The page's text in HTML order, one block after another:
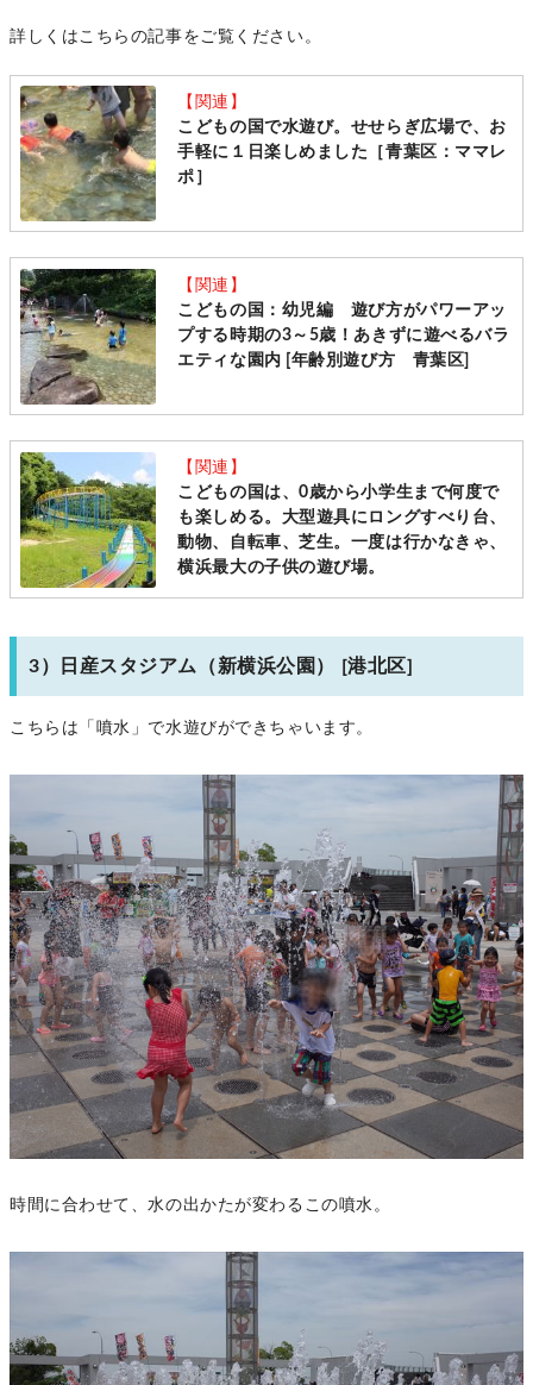
詳しくはこちらの記事をご覧ください。
【関連】
こどもの国で水遊び。せせらぎ広場で、お
手軽に１日楽しめました［青葉区：ママレ
ポ］
【関連】
こどもの国：幼児編 遊び方がパワーアッ
プする時期の3～5歳！あきずに遊べるバラ
エティな園内 [年齢別遊び方 青葉区]
【関連】
こどもの国は、0歳から小学生まで何度で
も楽しめる。大型遊具にロングすべり台、
動物、自転車、芝生。一度は行かなきゃ、
横浜最大の子供の遊び場。
3）日産スタジアム（新横浜公園） [港北区]
こちらは「噴水」で水遊びができちゃいます。
時間に合わせて、水の出かたが変わるこの噴水。